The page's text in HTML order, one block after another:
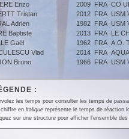
Enzo 2009 FRA CO
Tristan 2012 FRA USM
Adrien 1982 FRA USM
Baptiste 2013 FRA LE
Gaël 1962 FRA A.O.
Vlad 2014 FRA
Bruno 1966 FRA USM
:
les temps pour consulter les temps de
chiffre en italiquereprésente le temps de réaction
sur une structure pour afficher l'ensemble